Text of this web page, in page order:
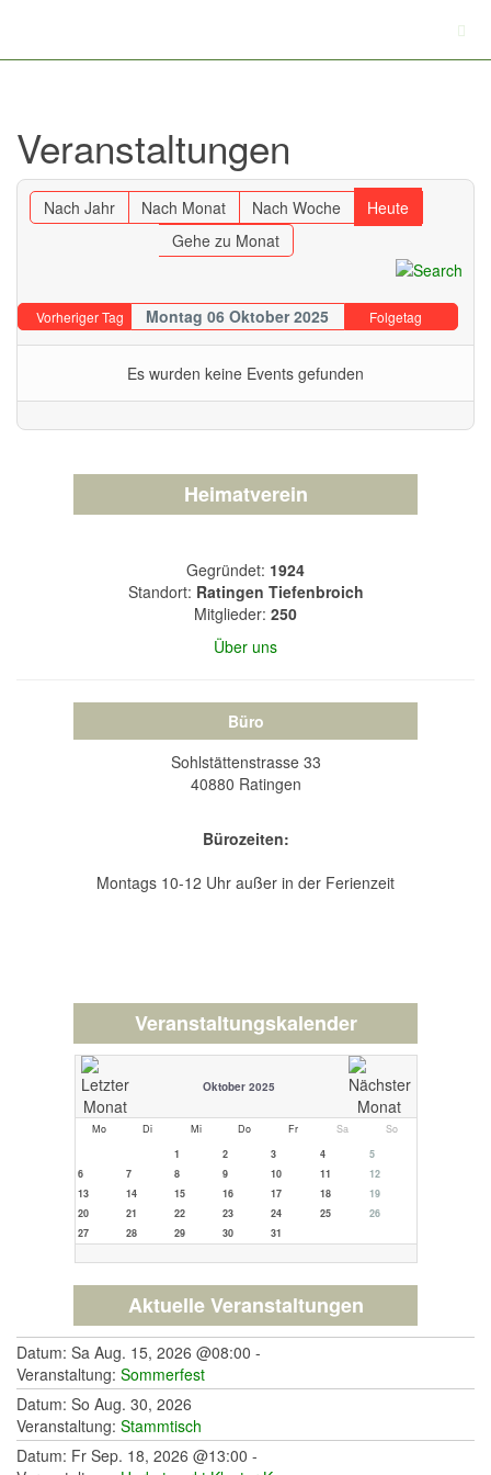
Veranstaltungen
Nach Jahr Nach Monat Nach Woche
Heute
Gehe zu Monat
Vorheriger Tag Montag 06 Oktober 2025 Folgetag
Es wurden keine Events gefunden
Heimatverein
Gegründet: 1924
Standort: Ratingen Tiefenbroich
Mitglieder: 250
Über uns
Büro
Sohlstättenstrasse 33
40880 Ratingen
Bürozeiten:
Montags 10-12 Uhr außer in der Ferienzeit
Veranstaltungskalender
Oktober 2025
Mo Di Mi Do Fr Sa
So
1
2 3 4
5
6
7 8 9 10 11
12
13
14 15 16 17 18
19
20
21 22 23 24 25
26
27
28 29 30 31
Aktuelle Veranstaltungen
Datum: Sa Aug. 15, 2026 @08:00 -
Veranstaltung: Sommerfest
Datum: So Aug. 30, 2026
Veranstaltung: Stammtisch
Datum: Fr Sep. 18, 2026 @13:00 -